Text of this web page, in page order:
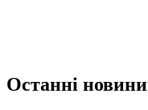
Останні новини